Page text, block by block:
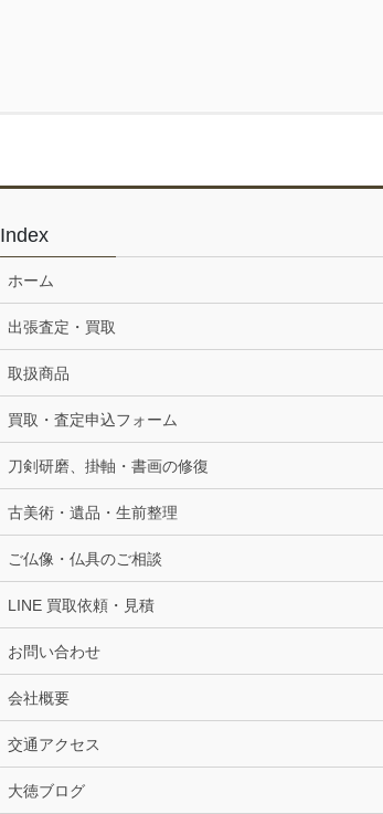
Index
ホーム
出張査定・買取
取扱商品
買取・査定申込フォーム
刀剣研磨、掛軸・書画の修復
古美術・遺品・生前整理
ご仏像・仏具のご相談
LINE 買取依頼・見積
お問い合わせ
会社概要
交通アクセス
大徳ブログ